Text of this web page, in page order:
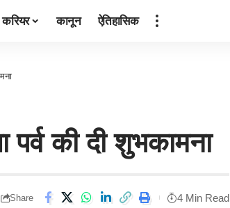
करियर कानून ऐतिहासिक
पर्व की दी शुभकामना
Share 4 Min Read